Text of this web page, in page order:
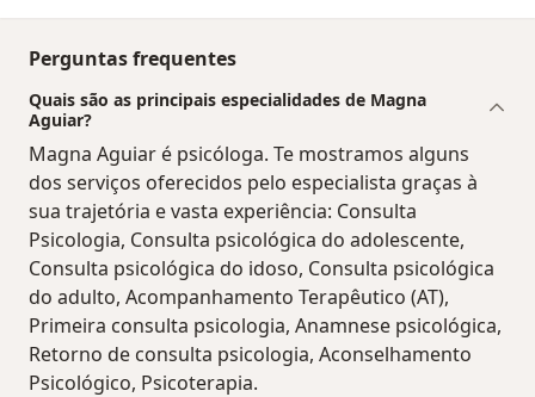
Perguntas frequentes
Quais são as principais especialidades de Magna
Aguiar?
Magna Aguiar é psicóloga. Te mostramos alguns
dos serviços oferecidos pelo especialista graças à
sua trajetória e vasta experiência: Consulta
Psicologia, Consulta psicológica do adolescente,
Consulta psicológica do idoso, Consulta psicológica
do adulto, Acompanhamento Terapêutico (AT),
Primeira consulta psicologia, Anamnese psicológica,
Retorno de consulta psicologia, Aconselhamento
Psicológico, Psicoterapia.